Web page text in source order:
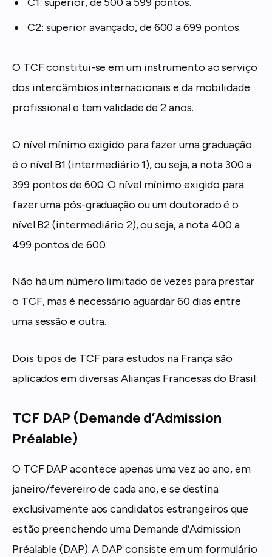
C1: superior, de 500 a 599 pontos.
C2: superior avançado, de 600 a 699 pontos.
O TCF constitui-se em um instrumento ao serviço
dos intercâmbios internacionais e da mobilidade
profissional e tem validade de 2 anos.
O nível mínimo exigido para fazer uma graduação
é o nível B1 (intermediário 1), ou seja, a nota 300 a
399 pontos de 600. O nível mínimo exigido para
fazer uma pós-graduação ou um doutorado é o
nível B2 (intermediário 2), ou seja, a nota 400 a
499 pontos de 600.
Não há um número limitado de vezes para prestar
o TCF, mas é necessário aguardar 60 dias entre
uma sessão e outra.
Dois tipos de TCF para estudos na França são
aplicados em diversas Alianças Francesas do Brasil:
TCF DAP (Demande d’Admission
Préalable)
O TCF DAP acontece apenas uma vez ao ano, em
janeiro/fevereiro de cada ano, e se destina
exclusivamente aos candidatos estrangeiros que
estão preenchendo uma Demande d’Admission
Préalable (DAP). A DAP consiste em um formulário